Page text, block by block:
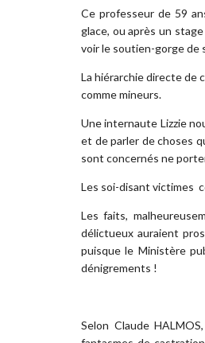
Ce professeur de 59
glace, ou après un
voir le soutien-gorge de
La hiérarchie directe de
comme mineurs.
Une internaute Lizzie
et de parler de choses
sont concernés ne
Les soi-disant victimes
Les faits,
délictueux auraient
puisque le Ministère
dénigrements !
Selon Claude